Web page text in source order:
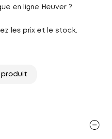
en ligne Heuver ?
les prix et le stock.
produit